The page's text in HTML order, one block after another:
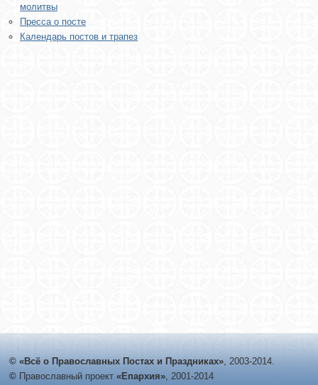
молитвы
Пресса о посте
Календарь постов и трапез
© «Всё о Православных Постах и Праздниках», 2003-2014.
© Православный проект «Епархия», 2001-2014